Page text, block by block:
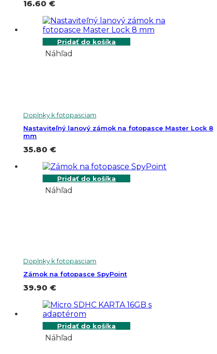
16.60 €
Pridať do košíka
Náhľad
Doplnky k fotopasciam
Nastaviteľný lanový zámok na fotopasce Master Lock 8
mm
35.80 €
Pridať do košíka
Náhľad
Doplnky k fotopasciam
Zámok na fotopasce SpyPoint
39.90 €
Pridať do košíka
Náhľad